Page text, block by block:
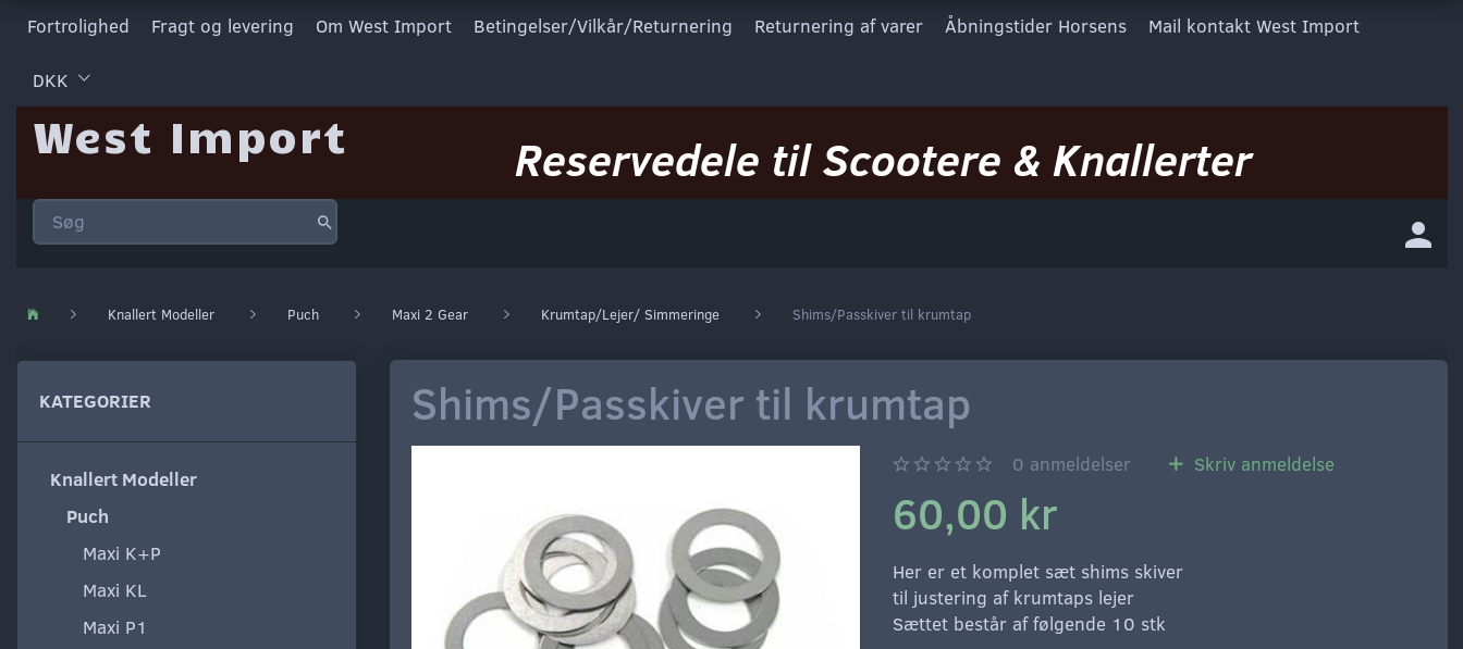
Fortrolighed Fragt og levering Om West Import Betingelser/Vilkår/Returnering Returnering af varer Åbningstider Horsens Mail kontakt West Import
DKK
West Import Reservedele til Scootere & Knallerter
Knallert Modeller Puch Maxi 2 Gear Krumtap/Lejer/ Simmeringe Shims/Passkiver til krumtap
KATEGORIER
Knallert Modeller
Puch
Maxi K+P
Maxi KL
Maxi P1
Shims/Passkiver til krumtap
0 anmeldelser Skriv anmeldelse
60,00 kr
Her er et komplet sæt shims skiver
til justering af krumtaps lejer
Sættet består af følgende 10 stk